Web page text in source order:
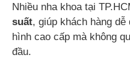
Nhiều nha khoa tại
suất, giúp khách hàng dễ
hình cao cấp mà không
đầu.